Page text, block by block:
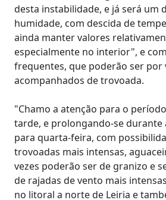
desta instabilidade, e já será um
humidade, com descida de
ainda manter valores
especialmente no interior", e
frequentes, que poderão ser por
acompanhados de trovoada.
"Chamo a atenção para o
tarde, e prolongando-se durante
para quarta-feira, com
trovoadas mais intensas,
vezes poderão ser de granizo e
de rajadas de vento mais
no litoral a norte de Leiria e